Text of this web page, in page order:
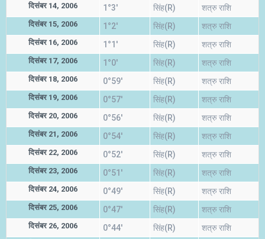
दिसंबर 14, 2006 1°3' सिंह(R) शत्रु राशि
दिसंबर 15, 2006 1°2' सिंह(R) शत्रु राशि
दिसंबर 16, 2006 1°1' सिंह(R) शत्रु राशि
दिसंबर 17, 2006 1°0' सिंह(R) शत्रु राशि
दिसंबर 18, 2006 0°59' सिंह(R) शत्रु राशि
दिसंबर 19, 2006 0°57' सिंह(R) शत्रु राशि
दिसंबर 20, 2006 0°56' सिंह(R) शत्रु राशि
दिसंबर 21, 2006 0°54' सिंह(R) शत्रु राशि
दिसंबर 22, 2006 0°52' सिंह(R) शत्रु राशि
दिसंबर 23, 2006 0°51' सिंह(R) शत्रु राशि
दिसंबर 24, 2006 0°49' सिंह(R) शत्रु राशि
दिसंबर 25, 2006 0°47' सिंह(R) शत्रु राशि
दिसंबर 26, 2006 0°44' सिंह(R) शत्रु राशि